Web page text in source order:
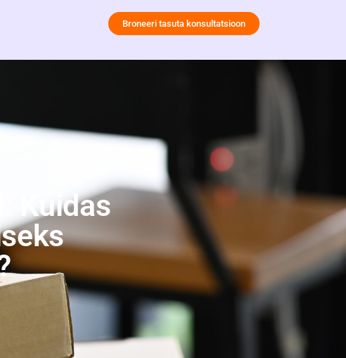
Broneeri tasuta konsultatsioon
Kuidas